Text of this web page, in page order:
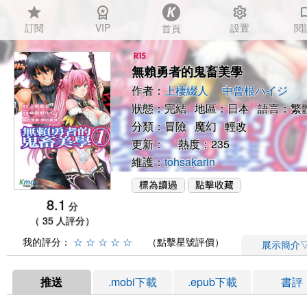
star
訂閱
workspace_premium
VIP 首頁
settings
設置 閱
8.1 分
（ 35 人評分）
無賴勇者的鬼畜美學
作者：上棲綴人
中曾根ハイジ
狀態：完結 地區：日本 語言：繁
分類：冒險 魔幻 輕改
更新： 熱度：235
維護：tohsakarin
我的評分： ☆ ☆ ☆ ☆ ☆ （點擊星號評價） 展示簡介
推送 .mobi下載 .epub下載 書評